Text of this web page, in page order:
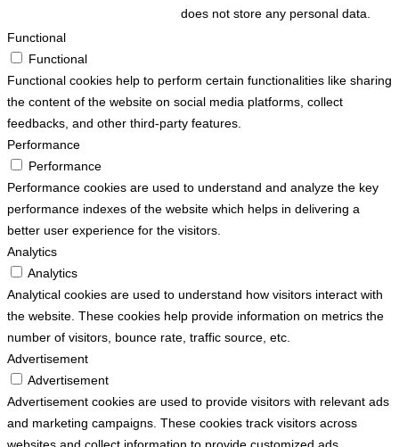
does not store any personal data.
Functional
Functional
Functional cookies help to perform certain functionalities like sharing
the content of the website on social media platforms, collect
feedbacks, and other third-party features.
Performance
Performance
Performance cookies are used to understand and analyze the key
performance indexes of the website which helps in delivering a
better user experience for the visitors.
Analytics
Analytics
Analytical cookies are used to understand how visitors interact with
the website. These cookies help provide information on metrics the
number of visitors, bounce rate, traffic source, etc.
Advertisement
Advertisement
Advertisement cookies are used to provide visitors with relevant ads
and marketing campaigns. These cookies track visitors across
websites and collect information to provide customized ads.